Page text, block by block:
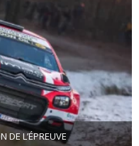
DE L’ÉPREUVE